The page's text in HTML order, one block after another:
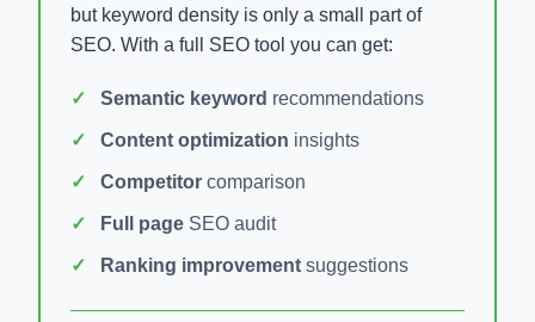
but keyword density is only a small part of
SEO. With a full SEO tool you can get:
Semantic keyword recommendations
Content optimization insights
Competitor comparison
Full page SEO audit
Ranking improvement suggestions